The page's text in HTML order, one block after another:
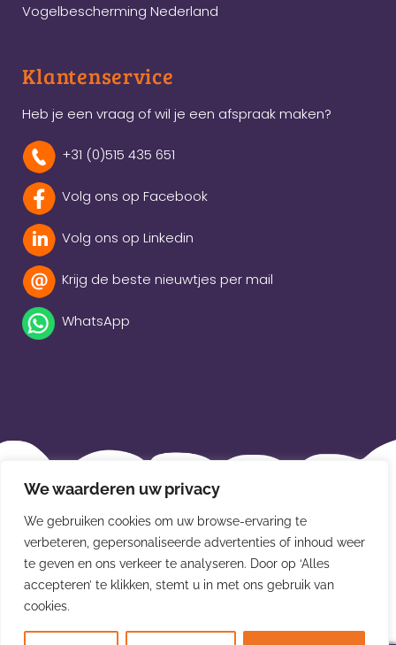
We waarderen uw privacy
We gebruiken cookies om uw browse-ervaring te
verbeteren, gepersonaliseerde advertenties of inhoud weer
te geven en ons verkeer te analyseren. Door op ‘Alles
accepteren’ te klikken, stemt u in met ons gebruik van
cookies.
Vogelbescherming Nederland
Klantenservice
Heb je een vraag of wil je een afspraak maken?
+31 (0)515 435 651
Volg ons op Facebook
Volg ons op Linkedin
Krijg de beste nieuwtjes per mail
WhatsApp
Beleidsverklaring
Privacybeleid
Disclaimer
Leveringsvoorwaarden
© Van der Meulen Souvenirs en kaarten 2026